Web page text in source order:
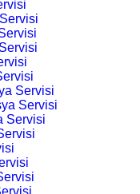
Servisi
Servisi
Servisi